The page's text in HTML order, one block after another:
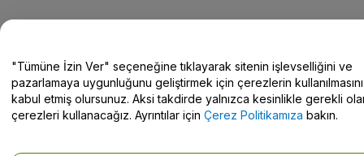
Yardım Merkezi / Bize Ulaşın
"Tümüne İzin Ver" seçeneğine tıklayarak sitenin işlevselliğini ve
pazarlamaya uygunluğunu geliştirmek için çerezlerin kullanılmasını
kabul etmiş olursunuz. Aksi takdirde yalnızca kesinlikle gerekli
çerezleri kullanacağız. Ayrıntılar için Çerez Politikamıza bakın.